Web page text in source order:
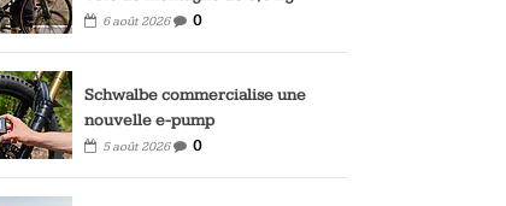
6 août 2026 0
Schwalbe commercialise une
nouvelle e-pump
5 août 2026 0